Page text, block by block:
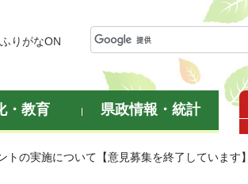
ふりがなON
・教育 県政情報・統計
の実施について【意見募集を終了しています】